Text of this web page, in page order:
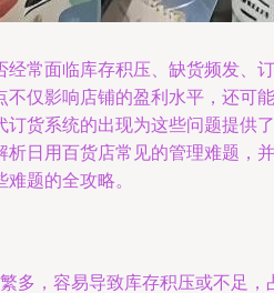
经常面临库存积压、缺货频发、订
不仅影响店铺的盈利水平，还可能
订货系统的出现为这些问题提供了
析日用百货店常见的管理难题，并
题的全攻略。
繁多，容易导致库存积压或不足，